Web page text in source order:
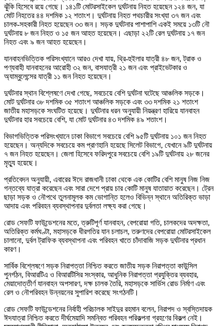
ঝুঁকি হিসেবে রয়ে গেছে। ১৪১টি মোটরসাইকেল দুর্ঘটনায় নিহত হয়েছেন ১২৪ জন, যা
মোট নিহতের ৪৪ দশমিক ১২ শতাংশ। দুর্ঘটনায় নিহত পথচারীর সংখ্যা ৩৭ জন এবং
চালক-সহকারী নিহত হয়েছেন ৩৩ জন। সড়ক দুর্ঘটনার পাশাপাশি একই সময়ে ১৩টি নৌ
দুর্ঘটনায় ৮ জন নিহত ও ১৫ জন আহত হয়েছেন। এছাড়া ২২টি রেল দুর্ঘটনায় ১৭ জন
নিহত এবং ৯ জন আহত হয়েছেন।
যানবাহনভিত্তিক পরিসংখ্যানে আরও দেখা যায়, থ্রি-হুইলার যাত্রী ৪৮ জন, ট্রাক ও
পণ্যবাহী যানবাহনের আরোহী ৩২ জন, বাসযাত্রী ২১ জন এবং প্রাইভেটকার ও
অ্যাম্বুলেন্সের যাত্রী ১১ জন নিহত হয়েছেন।
দুর্ঘটনার স্থান বিশ্লেষণে দেখা গেছে, সবচেয়ে বেশি দুর্ঘটনা ঘটেছে আঞ্চলিক সড়কে।
মোট দুর্ঘটনার ৩৮ দশমিক ৩৫ শতাংশ আঞ্চলিক সড়কে এবং ৩৩ দশমিক ২১ শতাংশ
জাতীয় মহাসড়কে সংঘটিত হয়েছে। দুর্ঘটনার ধরন অনুযায়ী নিয়ন্ত্রণ হারিয়ে যানবাহন
দুর্ঘটনার হার সবচেয়ে বেশি, যা মোট দুর্ঘটনার ৪৩ দশমিক ৪৯ শতাংশ।
বিভাগভিত্তিক পরিসংখ্যানে ঢাকা বিভাগে সবচেয়ে বেশি ৯৫টি দুর্ঘটনায় ১০১ জন নিহত
হয়েছেন। অন্যদিকে সবচেয়ে কম প্রাণহানি হয়েছে সিলেট বিভাগে, যেখানে ৯টি দুর্ঘটনায়
৭ জন নিহত হয়েছেন। জেলা হিসেবে ফরিদপুরে সবচেয়ে বেশি ১৯টি দুর্ঘটনায় ২৮ জনের
মৃত্যু হয়েছে।
প্রতিবেদন অনুযায়ী, এবারের ঈদে রাজধানী ঢাকা থেকে এক কোটির বেশি মানুষ নিজ নিজ
গন্তব্যে যাত্রা করেছেন এবং সারা দেশে প্রায় চার কোটি মানুষ যাতায়াত করেছেন। ট্রেন
ছাড়া সড়ক ও নৌপথে তুলনামূলক কম ভোগান্তি হলেও বিভিন্ন স্থানে অতিরিক্ত ভাড়া
আদায় এবং পরিবহন ব্যবস্থাপনার দুর্বলতা লক্ষ্য করা গেছে।
রোড সেফটি ফাউন্ডেশনের মতে, ত্রুটিপূর্ণ যানবাহন, বেপরোয়া গতি, চালকদের অদক্ষতা,
অতিরিক্ত কর্মঘণ্টা, মহাসড়কে ধীরগতির যান চলাচল, তরুণদের বেপরোয়া মোটরসাইকেল
চালানো, দুর্বল ট্রাফিক ব্যবস্থাপনা এবং পরিবহন খাতে চাঁদাবাজি সড়ক দুর্ঘটনার প্রধান
কারণ।
সার্বিক বিশ্লেষণে সড়ক নিরাপত্তা নিশ্চিত করতে জাতীয় সড়ক নিরাপত্তা কাউন্সিল
পুনর্গঠন, বিআরটিএ ও বিআরটিসির সংস্কার, আধুনিক নিরাপত্তা প্রযুক্তির ব্যবহার,
মেয়াদোত্তীর্ণ যানবাহন অপসারণ, দক্ষ চালক তৈরি, মহাসড়কে সার্ভিস রোড নির্মাণ এবং
রেল ও নৌপরিবহন উন্নয়নের সুপারিশ করেছে সংগঠনটি।
রোড সেফটি ফাউন্ডেশনের নির্বাহী পরিচালক সাইদুর রহমান বলেন, নিরাপদ ও স্বস্তিদায়ক
ঈদযাত্রা নিশ্চিত করতে দীর্ঘমেয়াদি সমন্বিত পরিবহন পরিকল্পনা গ্রহণের বিকল্প নেই।